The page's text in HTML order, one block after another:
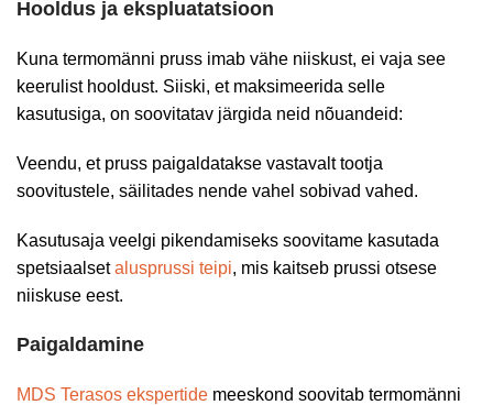
Hooldus ja ekspluatatsioon
Kuna termomänni pruss imab vähe niiskust, ei vaja see
keerulist hooldust. Siiski, et maksimeerida selle
kasutusiga, on soovitatav järgida neid nõuandeid:
Veendu, et pruss paigaldatakse vastavalt tootja
soovitustele, säilitades nende vahel sobivad vahed.
Kasutusaja veelgi pikendamiseks soovitame kasutada
spetsiaalsetalusprussi teipi, mis kaitseb prussi otsese
niiskuse eest.
Paigaldamine
MDS Terasos ekspertide meeskond soovitab termomänni